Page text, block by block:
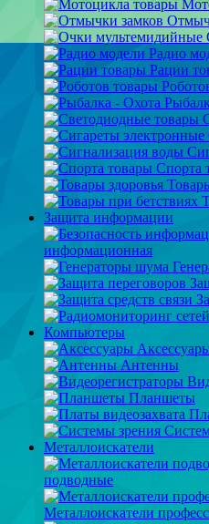
Радио
Рации
Спорта
Защита информации
информационная
Компьютеры
Антенны
Планшеты
Металлоискатели
подводные
Металлоискатели